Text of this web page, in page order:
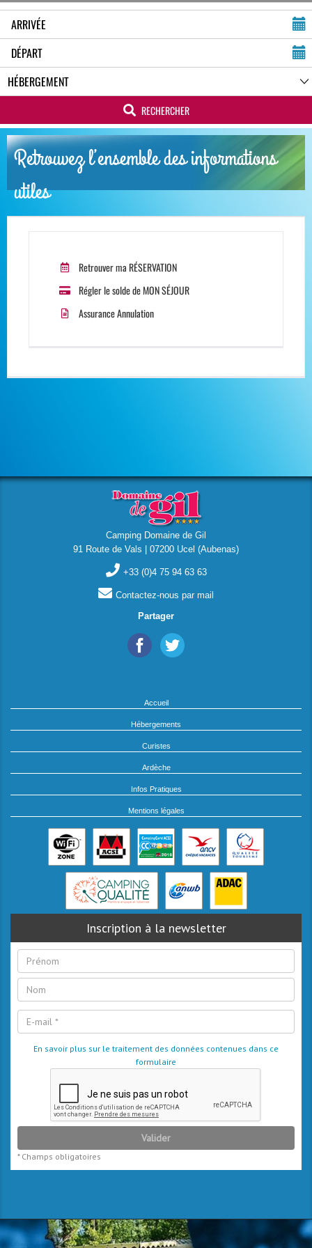
RECHERCHER
Retrouvez l’ensemble des informations
utiles
Retrouver ma RÉSERVATION
Régler le solde de MON SÉJOUR
Assurance Annulation
Camping Domaine de Gil
91 Route de Vals | 07200 Ucel (Aubenas)
+33 (0)4 75 94 63 63
Contactez-nous par mail
Partager
Accueil
Hébergements
Curistes
Ardèche
Infos Pratiques
Mentions légales